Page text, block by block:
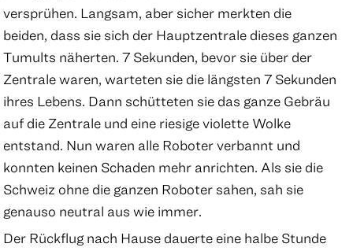
versprühen. Langsam, aber sicher merkten die
beiden, dass sie sich der Hauptzentrale dieses ganzen
Tumults näherten. 7 Sekunden, bevor sie über der
Zentrale waren, warteten sie die längsten 7 Sekunden
ihres Lebens. Dann schütteten sie das ganze Gebräu
auf die Zentrale und eine riesige violette Wolke
entstand. Nun waren alle Roboter verbannt und
konnten keinen Schaden mehr anrichten. Als sie die
Schweiz ohne die ganzen Roboter sahen, sah sie
genauso neutral aus wie immer.
Der Rückflug nach Hause dauerte eine halbe Stunde